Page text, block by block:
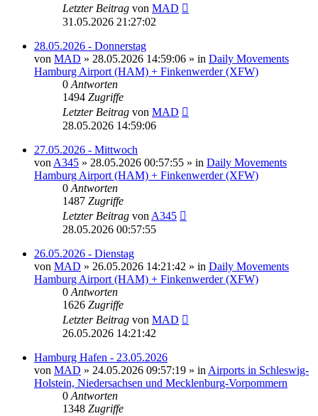
Letzter Beitrag von MAD
31.05.2026 21:27:02
28.05.2026 - Donnerstag
von MAD » 28.05.2026 14:59:06 » in Daily Movements
Hamburg Airport (HAM) + Finkenwerder (XFW)
0 Antworten
1494 Zugriffe
Letzter Beitrag von MAD
28.05.2026 14:59:06
27.05.2026 - Mittwoch
von A345 » 28.05.2026 00:57:55 » in Daily Movements
Hamburg Airport (HAM) + Finkenwerder (XFW)
0 Antworten
1487 Zugriffe
Letzter Beitrag von A345
28.05.2026 00:57:55
26.05.2026 - Dienstag
von MAD » 26.05.2026 14:21:42 » in Daily Movements
Hamburg Airport (HAM) + Finkenwerder (XFW)
0 Antworten
1626 Zugriffe
Letzter Beitrag von MAD
26.05.2026 14:21:42
Hamburg Hafen - 23.05.2026
von MAD » 24.05.2026 09:57:19 » in Airports in Schleswig-
Holstein, Niedersachsen und Mecklenburg-Vorpommern
0 Antworten
1348 Zugriffe